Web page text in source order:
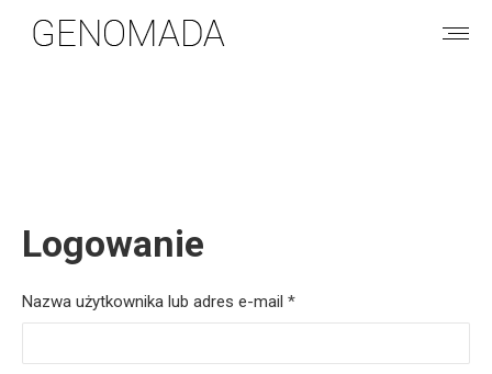
Logowanie
Nazwa użytkownika lub adres e-mail *Wymagane